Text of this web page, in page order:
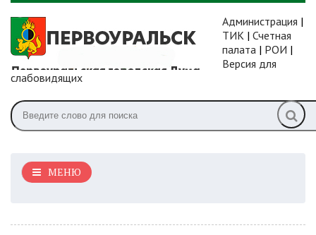
Администрация |
ТИК | Счетная
палата | РОИ |
Версия для
слабовидящих
МЕНЮ